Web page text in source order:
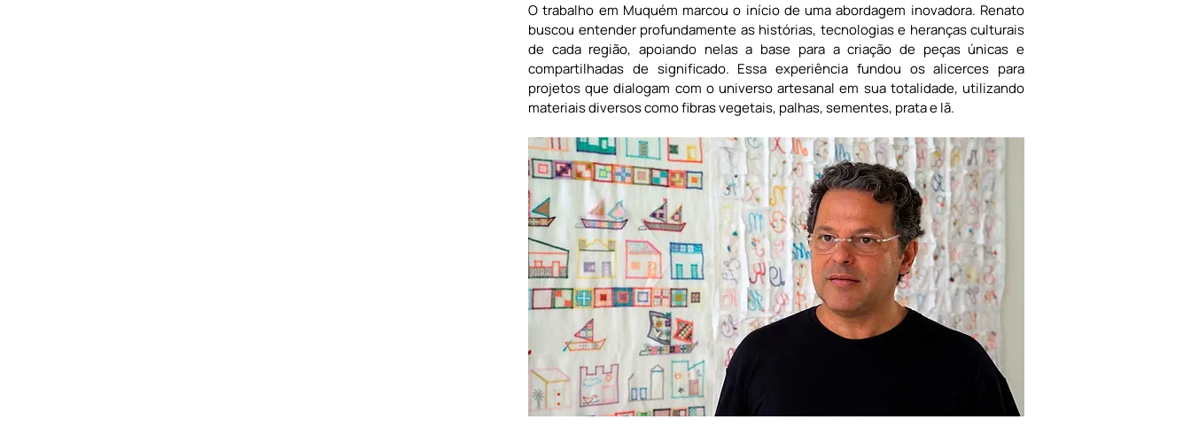
O trabalho em Muquém marcou o início de uma abordagem inovadora. Renato
buscou entender profundamente as histórias, tecnologias e heranças culturais
de cada região, apoiando nelas a base para a criação de peças únicas e
compartilhadas de significado. Essa experiência fundou os alicerces para
projetos que dialogam com o universo artesanal em sua totalidade, utilizando
materiais diversos como fibras vegetais, palhas, sementes, prata e lã.